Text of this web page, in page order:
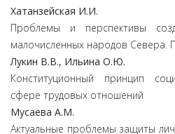
Хатанзейская И.И.
Проблемы и перспективы
малочисленных народов Севера.
Лукин В.В., Ильина О.Ю.
Конституционный принцип
сфере трудовых отношений
Мусаева А.М.
Актуальные проблемы защиты